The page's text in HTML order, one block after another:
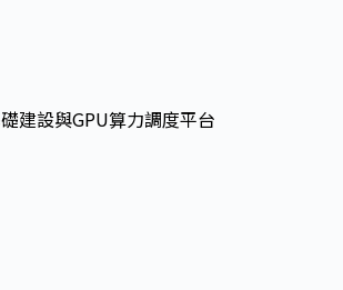
建設與GPU算力調度平台